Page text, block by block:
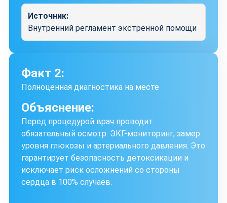
Источник:
Внутренний регламент экстренной помощи
Факт 2:
Полноценная диагностика на месте
Объяснение:
Перед процедурой врач проводит
обязательный осмотр: ЭКГ-мониторинг, замер
уровня глюкозы и артериального давления. Это
гарантирует безопасность детоксикации и
исключает риск осложнений со стороны
сердца в 100% случаев.